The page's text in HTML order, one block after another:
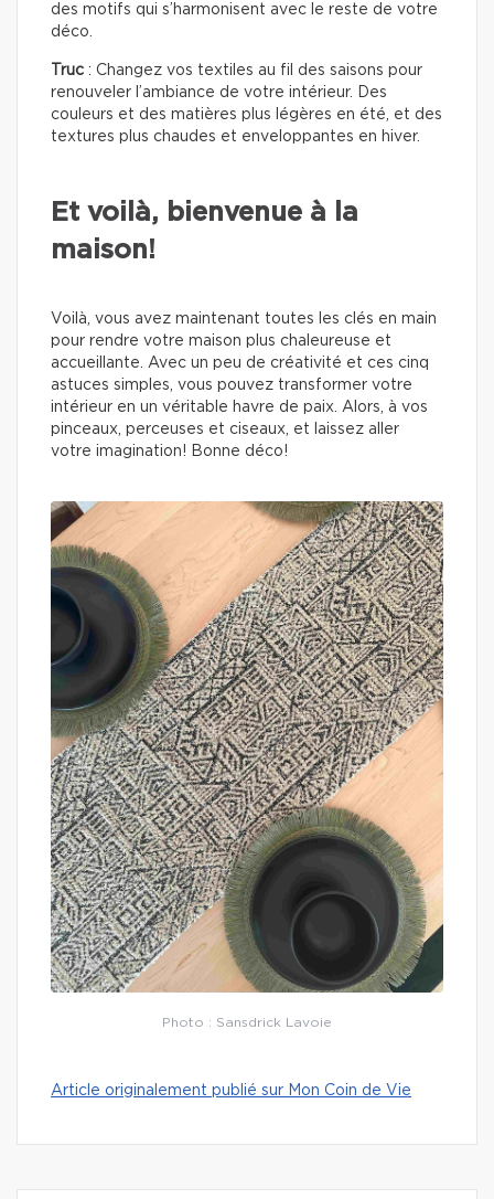
des motifs qui s’harmonisent avec le reste de votre
déco.
Truc : Changez vos textiles au fil des saisons pour
renouveler l’ambiance de votre intérieur. Des
couleurs et des matières plus légères en été, et des
textures plus chaudes et enveloppantes en hiver.
Et voilà, bienvenue à la
maison!
Voilà, vous avez maintenant toutes les clés en main
pour rendre votre maison plus chaleureuse et
accueillante. Avec un peu de créativité et ces cinq
astuces simples, vous pouvez transformer votre
intérieur en un véritable havre de paix. Alors, à vos
pinceaux, perceuses et ciseaux, et laissez aller
votre imagination! Bonne déco!
Photo : Sansdrick Lavoie
Article originalement publié sur Mon Coin de Vie